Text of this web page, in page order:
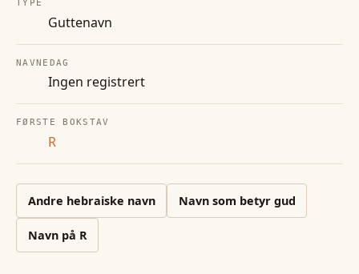
TYPE
Guttenavn
NAVNEDAG
Ingen registrert
FØRSTE BOKSTAV
R
Andre hebraiske navn Navn som betyr gud
Navn på R